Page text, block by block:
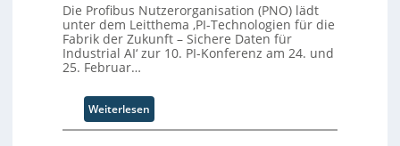
r
i
t
n
d
Die Profibus Nutzerorganisation (PNO) lädt
unter dem Leitthema ‚PI-Technologien für die
Fabrik der Zukunft – Sichere Daten für
Industrial AI‘ zur 10. PI-Konferenz am 24. und
25. Februar…
Weiterlesen:
P